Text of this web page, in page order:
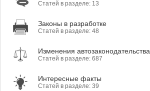
Статей в разделе: 13
Законы в разработке
Статей в разделе: 48
Изменения автозаконодательства
Статей в разделе: 687
Интересные факты
Статей в разделе: 39